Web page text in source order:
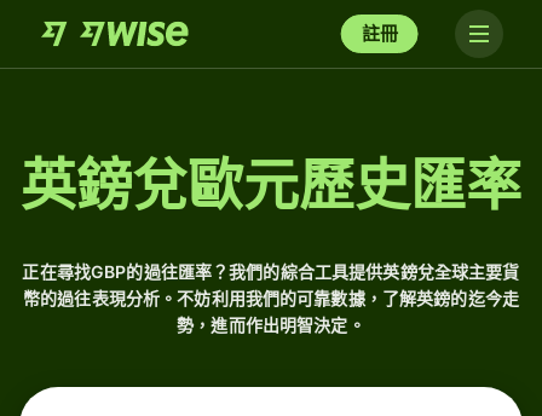
註冊
英鎊兌歐元歷史匯率
正在尋找GBP的過往匯率？我們的綜合工具提供英鎊兌全球主要貨
幣的過往表現分析。不妨利用我們的可靠數據，了解英鎊的迄今走
勢，進而作出明智決定。